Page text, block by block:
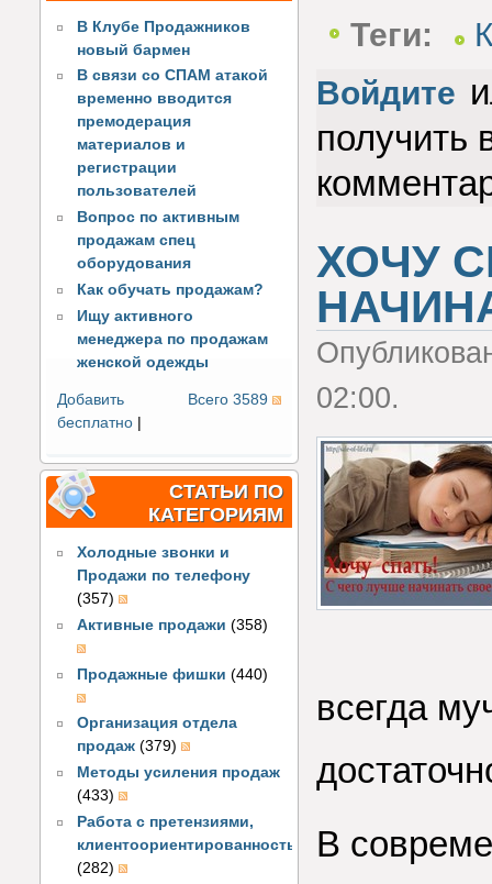
В Клубе Продажников
новый бармен
В связи со СПАМ атакой
временно вводится
премодерация
материалов и
регистрации
пользователей
Вопрос по активным
продажам спец
оборудования
Как обучать продажам?
Ищу активного
менеджера по продажам
женской одежды
Всего 3589
Добавить
бесплатно |
СТАТЬИ ПО
КАТЕГОРИЯМ
Холодные звонки и
Продажи по телефону
(357)
Активные продажи (358)
Продажные фишки (440)
Организация отдела
продаж (379)
Методы усиления продаж
(433)
Работа с претензиями,
клиентоориентированность
(282)
Теги:
Войдите
получить
ХОЧУ
02:00.
всегда
В